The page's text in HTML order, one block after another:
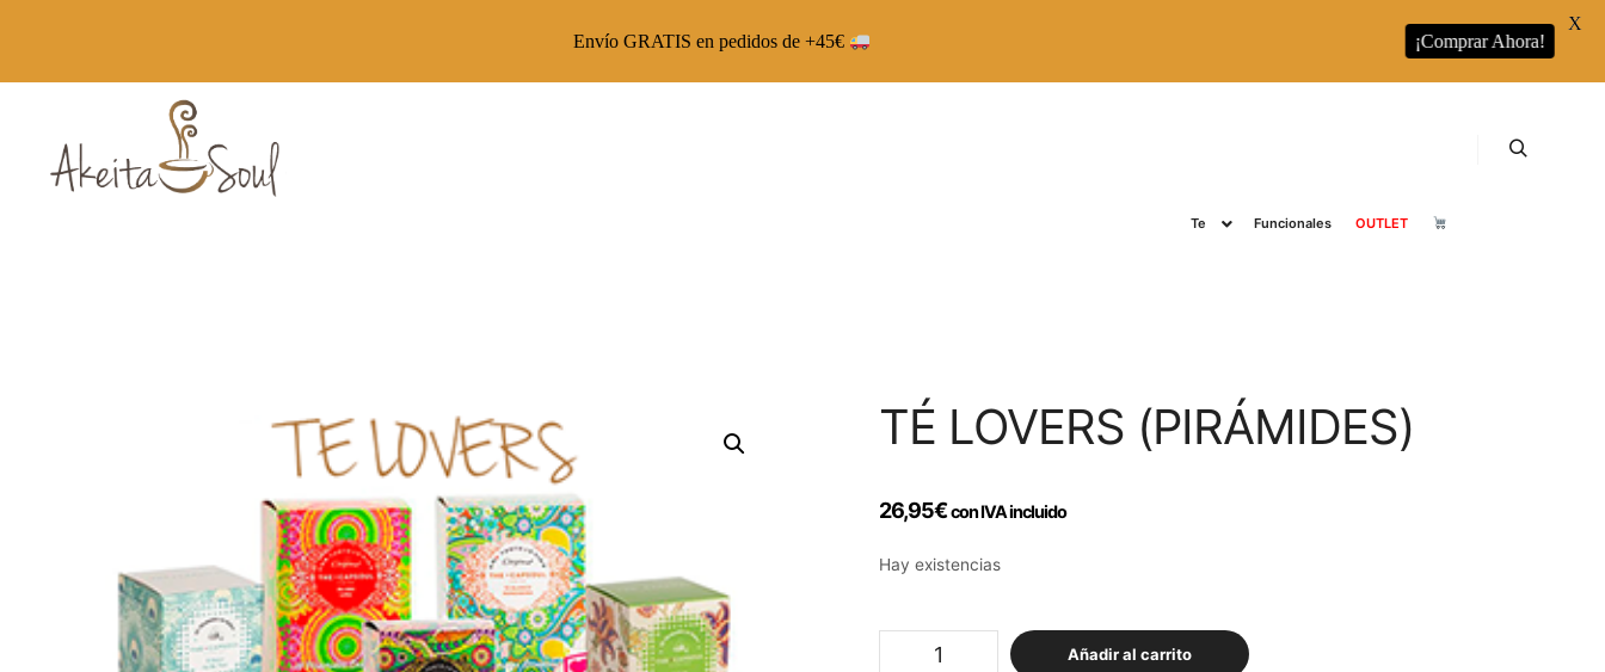
Te Funcionales OUTLET
TÉ LOVERS (PIRÁMIDES)
26,95€con IVA incluido
Hay existencias
Añadir al carrito
Envío GRATIS en pedidos de +45€ ¡Comprar Ahora!
X